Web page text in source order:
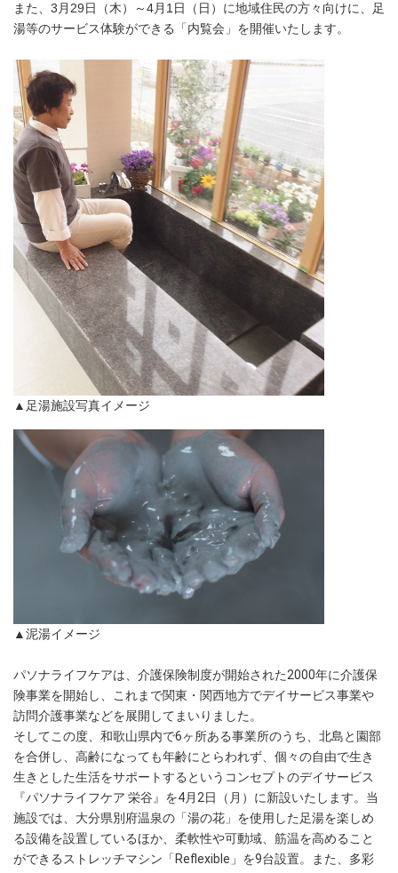
また、3月29日（木）～4月1日（日）に地域住民の方々向けに、足
湯等のサービス体験ができる「内覧会」を開催いたします。
▲足湯施設写真イメージ
▲泥湯イメージ
パソナライフケアは、介護保険制度が開始された2000年に介護保
険事業を開始し、これまで関東・関西地方でデイサービス事業や
訪問介護事業などを展開してまいりました。
そしてこの度、和歌山県内で6ヶ所ある事業所のうち、北島と園部
を合併し、高齢になっても年齢にとらわれず、個々の自由で生き
生きとした生活をサポートするというコンセプトのデイサービス
『パソナライフケア 栄谷』を4月2日（月）に新設いたします。当
施設では、大分県別府温泉の「湯の花」を使用した足湯を楽しめ
る設備を設置しているほか、柔軟性や可動域、筋温を高めること
ができるストレッチマシン「Reflexible」を9台設置。また、多彩